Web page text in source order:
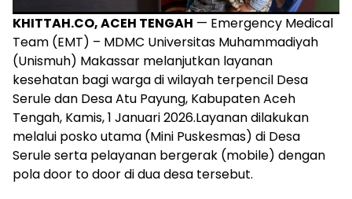
KHITTAH.CO, ACEH TENGAH — Emergency Medical
Team (EMT) – MDMC Universitas Muhammadiyah
(Unismuh) Makassar melanjutkan layanan
kesehatan bagi warga di wilayah terpencil Desa
Serule dan Desa Atu Payung, Kabupaten Aceh
Tengah, Kamis, 1 Januari 2026.Layanan dilakukan
melalui posko utama (Mini Puskesmas) di Desa
Serule serta pelayanan bergerak (mobile) dengan
pola door to door di dua desa tersebut.